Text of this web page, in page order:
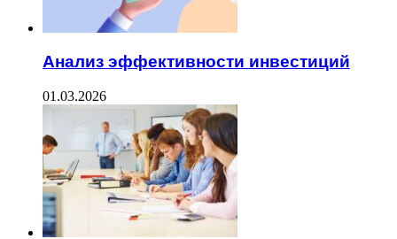
Анализ эффективности инвестиций
01.03.2026